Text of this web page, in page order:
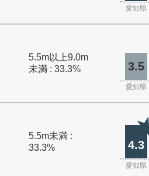
愛知県
5.5m以上9.0m
未満 : 33.3%
3.5
愛知県
5.5m未満 :
33.3%
4.3
愛知県